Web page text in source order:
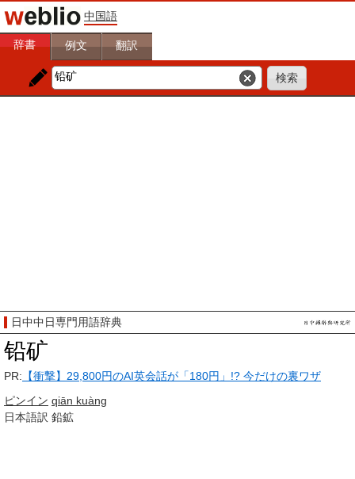
中国語
辞書 例文 翻訳
日中中日専門用語辞典
铅矿
PR: 【衝撃】29,800円のAI英会話が「180円」!? 今だけの裏ワザ
ピンイン qiān kuàng
日本語訳 鉛鉱